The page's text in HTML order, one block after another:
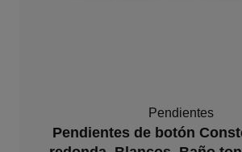
Pendientes
Pendientes de botón